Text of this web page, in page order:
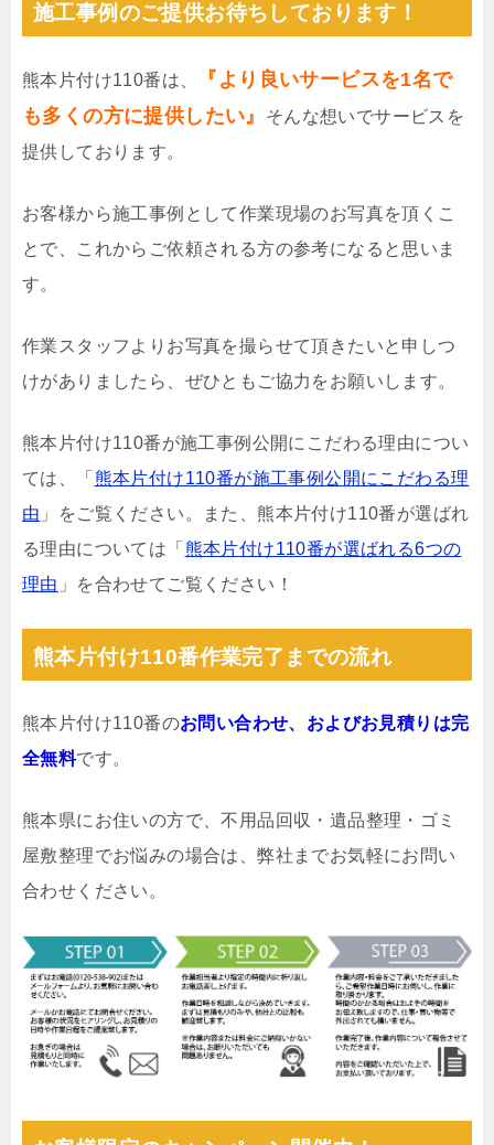
施工事例のご提供お待ちしております！
熊本片付け110番は、
『より良いサービスを1名で
も多くの方に提供したい』
そんな想いでサービスを
提供しております。
お客様から施工事例として作業現場のお写真を頂くこ
とで、これからご依頼される方の参考になると思いま
す。
作業スタッフよりお写真を撮らせて頂きたいと申しつ
けがありましたら、ぜひともご協力をお願いします。
熊本片付け110番が施工事例公開にこだわる理由につい
ては、「 熊本片付け110番が施工事例公開にこだわる理
由 」をご覧ください。また、熊本片付け110番が選ばれ
る理由については「 熊本片付け110番が選ばれる6つの
理由 」を合わせてご覧ください！
熊本片付け110番作業完了までの流れ
熊本片付け110番のお問い合わせ、およびお見積りは完
全無料です。
熊本県にお住いの方で、不用品回収・遺品整理・ゴミ
屋敷整理でお悩みの場合は、弊社までお気軽にお問い
合わせください。